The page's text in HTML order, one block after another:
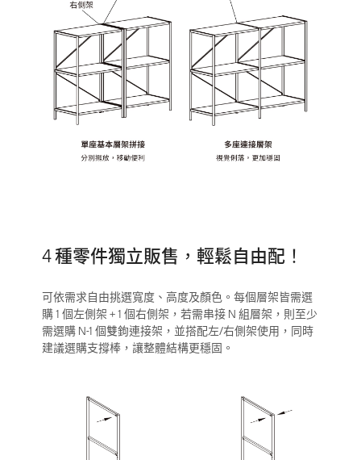
4 種零件獨立販售，輕鬆自由配！
可依需求自由挑選寬度、高度及顏色。每個層架皆需選
購 1 個左側架 + 1 個右側架，若需串接 N 組層架，則至少
需選購 N-1 個雙鉤連接架，並搭配左/右側架使用，同時
建議選購支撐棒，讓整體結構更穩固。